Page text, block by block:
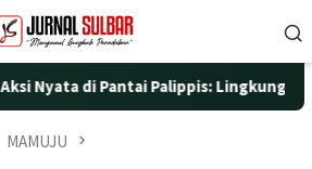
di Pantai Palippis: Lingkungan dan
MAMUJU